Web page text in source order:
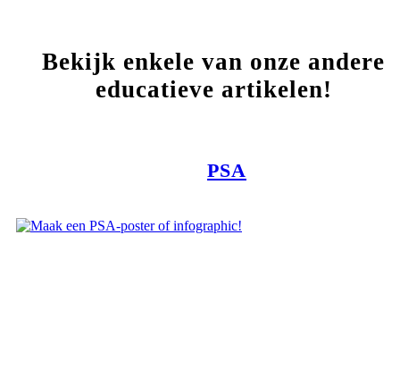
Bekijk enkele van onze andere
educatieve artikelen!
PSA